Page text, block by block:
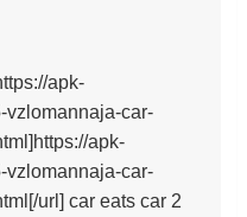
apk-
vzlomannaja-car-
apk-
vzlomannaja-car-
url] car eats car 2